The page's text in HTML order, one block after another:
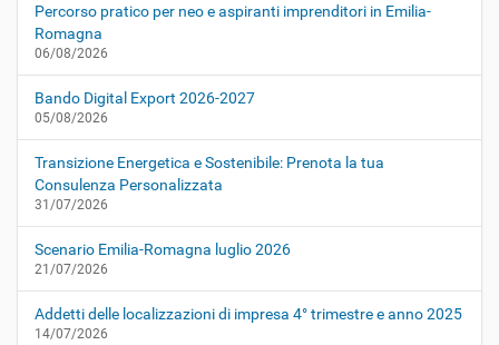
Percorso pratico per neo e aspiranti imprenditori in Emilia-
Romagna
06/08/2026
Bando Digital Export 2026-2027
05/08/2026
Transizione Energetica e Sostenibile: Prenota la tua
Consulenza Personalizzata
31/07/2026
Scenario Emilia-Romagna luglio 2026
21/07/2026
Addetti delle localizzazioni di impresa 4° trimestre e anno 2025
14/07/2026